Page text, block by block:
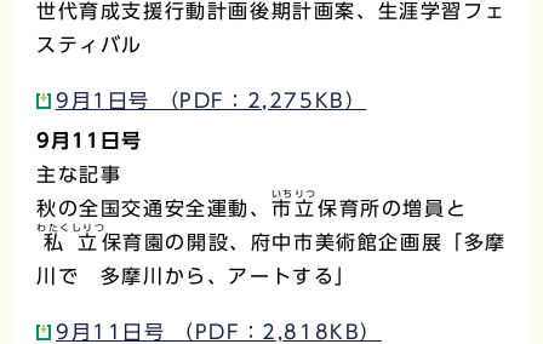
世代育成支援行動計画後期計画案、生涯学習フェ
スティバル
9月1日号 （PDF：2,275KB）
9月11日号
主な記事
秋の全国交通安全運動、 市立
いちりつ
保育所の増員と
私立
わたくしりつ
保育園の開設、府中市美術館企画展「多摩
川で 多摩川から、アートする」
9月11日号 （PDF：2,818KB）